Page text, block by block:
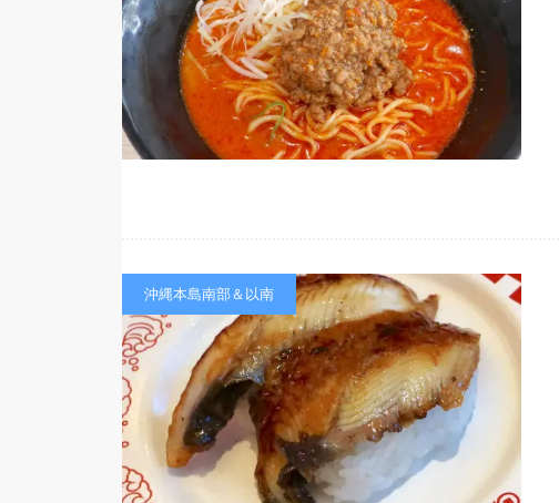
沖縄本島南部＆以南